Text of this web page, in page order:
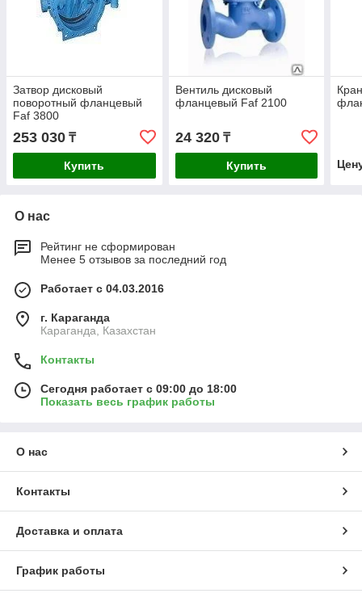
Затвор дисковый
поворотный фланцевый
Faf 3800
253 030 ₸
Купить
Вентиль дисковый
фланцевый Faf 2100
24 320₸
Купить
О нас
Рейтинг не сформирован
Менее 5 отзывов за последний год
Работает с 04.03.2016
г. Караганда
Караганда, Казахстан
Контакты
Сегодня работает с 09:00 до 18:00
Показать весь график работы
О нас
Контакты
Доставка и оплата
График работы